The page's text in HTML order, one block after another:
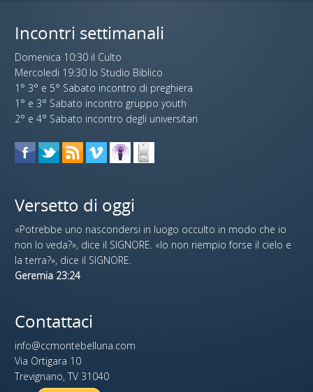
Incontri settimanali
Domenica 10:30 il Culto
Mercoledi 19:30 lo Studio Biblico
1° 3° e 5° Sabato incontro di preghiera
1° e 3° Sabato incontro gruppo youth
2° e 4° Sabato incontro degli universitari
Versetto di oggi
«Potrebbe uno nascondersi in luogo occulto in modo che io
non lo veda?», dice il SIGNORE. «Io non riempio forse il cielo e
la terra?», dice il SIGNORE.
Geremia 23:24
Contattaci
info@ccmontebelluna.com
Via Ortigara 10
Trevignano, TV 31040